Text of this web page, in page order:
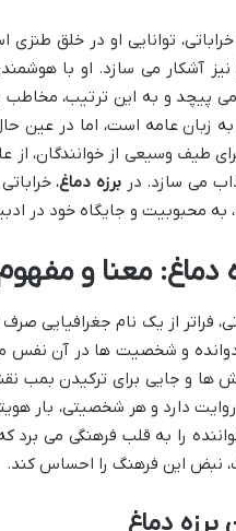
توانایی او در خلق
آشکار می سازد. او با
و به این ترتیب، مخاطب را
زبان عامه است، اما در عین
برای طیف وسیعی از خوانندگان،
می سازد. در برزه دماغ،
به محبوبیت و جایگاه خود در
دماغ: معنا و
فراتر از یک نام جغرافیایی
و شخصیت ها در آن نفس
ها و جایی برای ترکیدن بمب
روایت دارد و هر شخصیتی، بار
را به قلب فرهنگی می
نبض این فرهنگ را احساس کند.
دماغ